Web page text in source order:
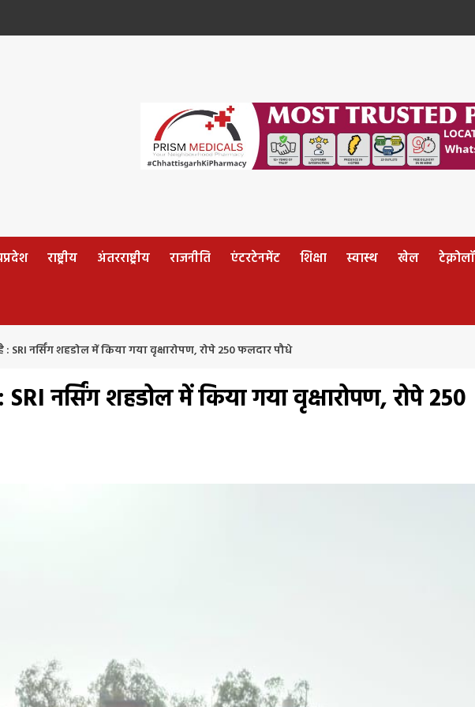
राष्ट्रीय अंतरराष्ट्रीय राजनीति एंटरटेनमेंट शिक्षा स्वास्थ खेल
: SRI नर्सिंग शहडोल में किया गया वृक्षारोपण, रोपे 250 फलदार पौधे
नर्सिंग शहडोल में किया गया वृक्षारोपण, रोपे 250